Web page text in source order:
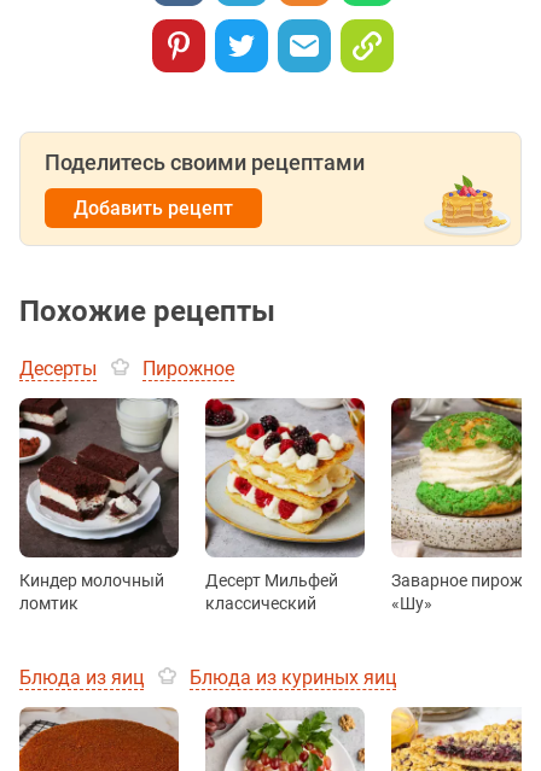
Поделитесь своими рецептами
Добавить рецепт
Похожие рецепты
Десерты Пирожное
Киндер молочный
ломтик
Десерт Мильфей
классический
Заварное
«Шу»
Блюда из яиц Блюда из куриных яиц